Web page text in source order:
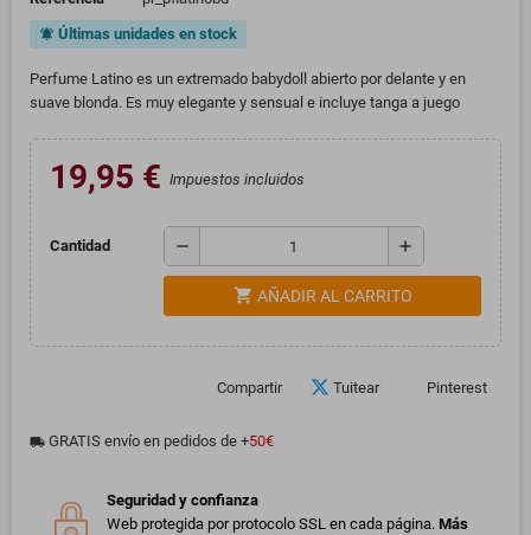
notifications_active Últimas unidades en stock
Perfume Latino es un extremado babydoll abierto por delante y en
suave blonda. Es muy elegante y sensual e incluye tanga a juego
19,95 € Impuestos incluidos
Cantidad remove add
shopping_cart AÑADIR AL CARRITO
Compartir Tuitear Pinterest
local_shipping GRATIS envío en pedidos de +50€
Seguridad y confianza
Web protegida por protocolo SSL en cada página. Más